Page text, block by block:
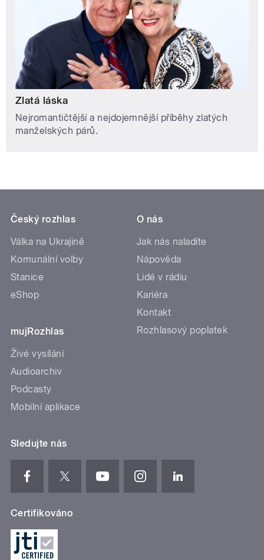
Zlatá láska
Nejromantičtější a nejdojemnější příběhy zlatých
manželských párů.
Český rozhlas
Válka na Ukrajině
Komunální volby
Stanice
eShop
mujRozhlas
Živé vysílání
Audioarchiv
Podcasty
Mobilní aplikace
O nás
Jak nás naladíte
Nápověda
Lidé v rádiu
Kariéra
Kontakt
Rozhlasový poplatek
Sledujte nás
Certifikováno